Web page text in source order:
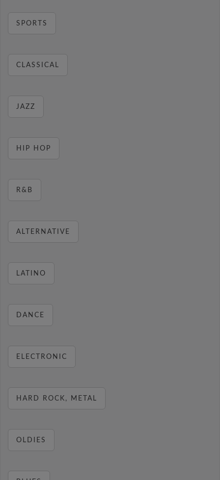
SPORTS
CLASSICAL
JAZZ
HIP HOP
R&B
ALTERNATIVE
LATINO
DANCE
ELECTRONIC
HARD ROCK, METAL
OLDIES